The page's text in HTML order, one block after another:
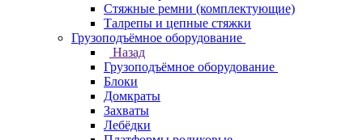
Стяжные ремни (комплектующие)
Талрепы и цепные стяжки
Грузоподъёмное оборудование
Назад
Грузоподъёмное оборудование
Блоки
Домкраты
Захваты
Лебёдки